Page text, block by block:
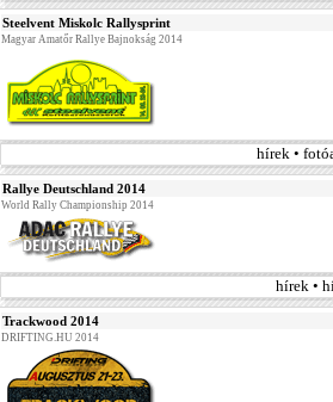
Steelvent Miskolc Rallysprint
Magyar Amatőr Rallye Bajnokság 2014
hírek •
Rallye Deutschland 2014
World Rally Championship 2014
hírek •
Trackwood 2014
DRIFTING.HU 2014